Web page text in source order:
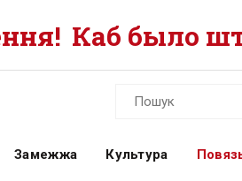
Каб было
Замежжа Культура